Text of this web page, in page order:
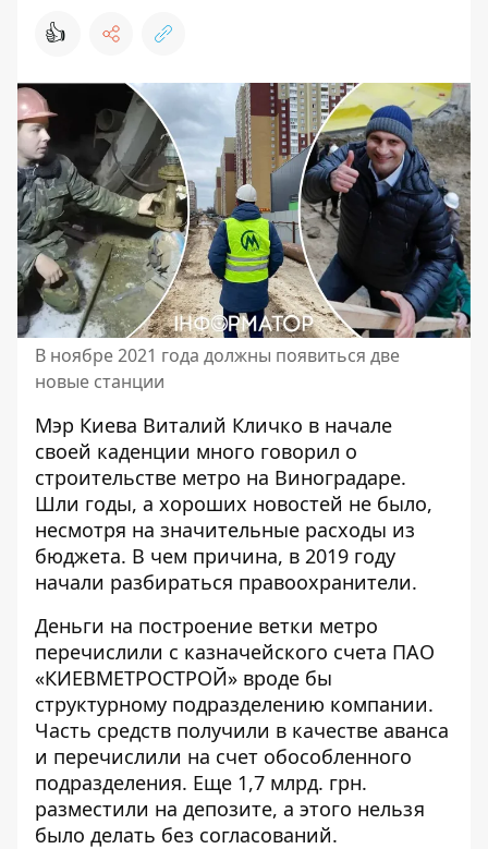
👍
В ноябре 2021 года должны появиться две
новые станции
Мэр Киева Виталий Кличко в начале
своей каденции много говорил о
строительстве метро на Виноградаре.
Шли годы, а хороших новостей не было,
несмотря на значительные расходы из
бюджета. В чем причина, в 2019 году
начали разбираться правоохранители.
Деньги на построение ветки метро
перечислили с казначейского счета ПАО
«КИЕВМЕТРОСТРОЙ» вроде бы
структурному подразделению компании.
Часть средств получили в качестве аванса
и перечислили на счет обособленного
подразделения. Еще 1,7 млрд. грн.
разместили на депозите, а этого нельзя
было делать без согласований.